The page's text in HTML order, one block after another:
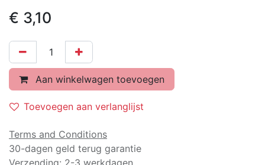
€ 3,10
Aan winkelwagen toevoegen
Toevoegen aan verlanglijst
Terms and Conditions
30-dagen geld terug garantie
Verzending: 2-3 werkdagen